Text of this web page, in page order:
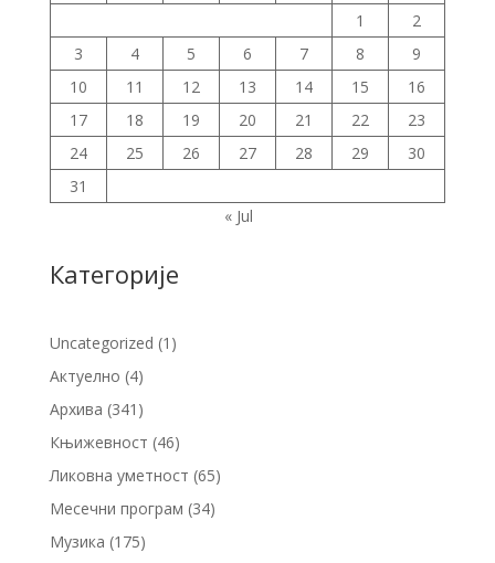
1
2
3
4 5 6 7 8
9
10
11 12 13 14 15
16
17
18 19 20 21 22
23
24
25 26 27 28 29
30
31
« Jul
Категорије
Uncategorized (1)
Актуелно (4)
Архива (341)
Књижевност (46)
Ликовна уметност (65)
Месечни програм (34)
Музика (175)